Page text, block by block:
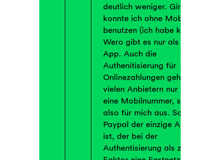
deutlich weniger. Giropay
konnte ich ohne Mobilgerät
benutzen (ich habe keines).
Wero gibt es nur als mobile
App. Auch die
Authenitisierung für
Onlinezahlungen geht bei
vielen Anbietern nur über
eine Mobilnummer, scheidet
also für mich aus. Solange
Paypal der einzige Anbieter
ist, der bei der
Authentisierung als zweiten